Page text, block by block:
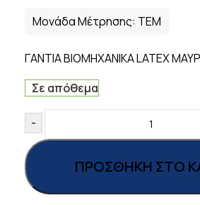
Μονάδα Μέτρησης: ΤΕΜ
ΓΑΝΤΙΑ ΒΙΟΜΗΧΑΝΙΚΑ LATEX
Σε απόθεμα
-
ΠΡΟΣΘΉΚΗ ΣΤΟ